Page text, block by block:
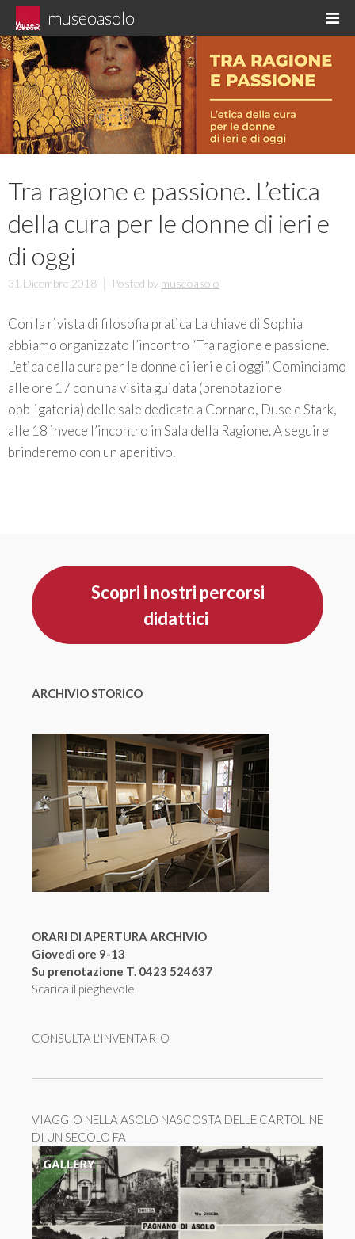
Skip
to
content
museoasolo
Asolo museo diffuso
Tra ragione e passione. L’etica
della cura per le donne di ieri e
di oggi
31 Dicembre 2018 Posted by museoasolo
Con la rivista di filosofia pratica La chiave di Sophia
abbiamo organizzato l’incontro “Tra ragione e passione.
L’etica della cura per le donne di ieri e di oggi”. Cominciamo
alle ore 17 con una visita guidata (prenotazione
obbligatoria) delle sale dedicate a Cornaro, Duse e Stark,
alle 18 invece l’incontro in Sala della Ragione. A seguire
brinderemo con un aperitivo.
Scopri i nostri percorsi
didattici
ARCHIVIO STORICO
ORARI DI APERTURA ARCHIVIO
Giovedì ore 9-13
Su prenotazione T. 0423 524637
Scarica il pieghevole
CONSULTA L'INVENTARIO
VIAGGIO NELLA ASOLO NASCOSTA DELLE CARTOLINE
DI UN SECOLO FA